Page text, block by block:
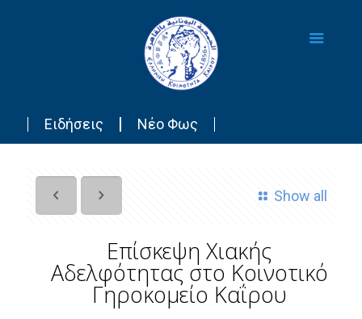
Ειδήσεις Νέο Φως
Show all
Επίσκεψη Χιακής
Αδελφότητας στο Κοινοτικό
Γηροκομείο Καΐρου